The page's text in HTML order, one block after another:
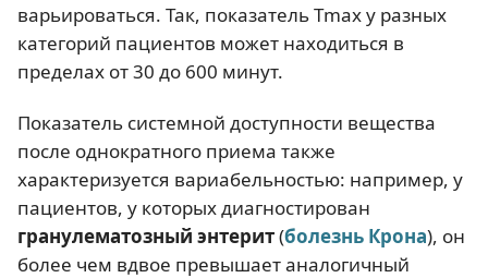
варьироваться. Так, показатель Тmax у разных
категорий пациентов может находиться в
пределах от 30 до 600 минут.
Показатель системной доступности вещества
после однократного приема также
характеризуется вариабельностью: например, у
пациентов, у которых диагностирован
гранулематозный энтерит(болезнь Крона), он
более чем вдвое превышает аналогичный